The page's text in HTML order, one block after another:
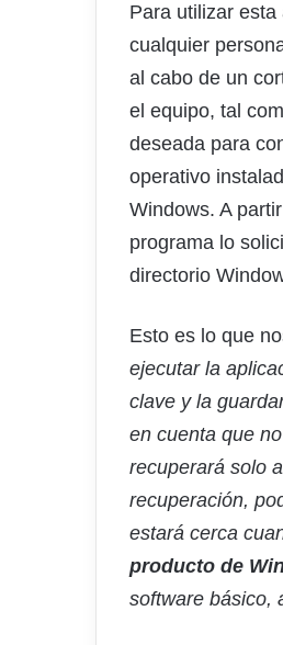
Para utilizar
cualquier
al cabo de un
el equipo, tal
deseada para
operativo
Windows. A
programa lo
directorio
Esto es lo que
ejecutar la
clave y la
en cuenta que
recuperará solo
recuperación,
estará cerca
producto de
software básico,